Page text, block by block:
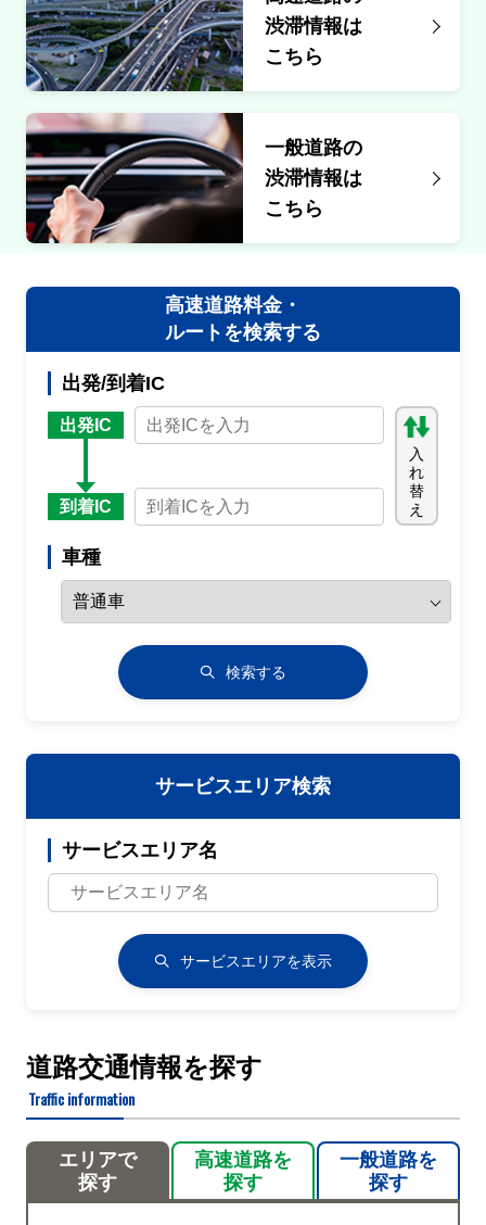
渋滞情報は
こちら
一般道路の
渋滞情報は
こちら
高速道路料金・
ルートを検索する
出発/到着IC
出発IC
到着IC
入
れ
替
え
車種
検索する
サービスエリア検索
サービスエリア名
サービスエリアを表示
道路交通情報を探す
Traffic information
エリアで
探す
高速道路を
探す
一般道路を
探す